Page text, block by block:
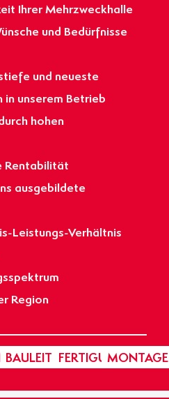
Ihrer Mehrzweckhalle
und Bedürfnisse
und neueste
unserem Betrieb
hohen
Rentabilität
ausgebildete
Leistungs-Verhältnis
Region
BAULEITUNGFERTIGUNGMONTAGE